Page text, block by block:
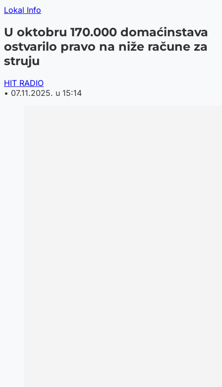
Lokal Info
U oktobru 170.000 domaćinstava
ostvarilo pravo na niže račune za
struju
HIT RADIO
• 07.11.2025. u 15:14